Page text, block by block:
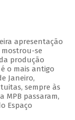
apresentação
mostrou-se
produção
o mais antigo
Janeiro,
sempre às
MPB passaram,
Espaço